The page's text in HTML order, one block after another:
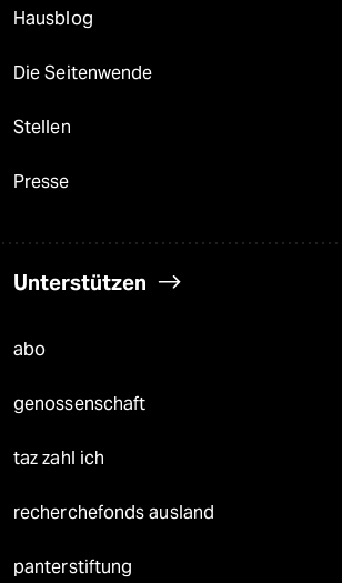
Hausblog
Die Seitenwende
Stellen
Presse
Unterstützen
abo
genossenschaft
taz zahl ich
recherchefonds ausland
panterstiftung